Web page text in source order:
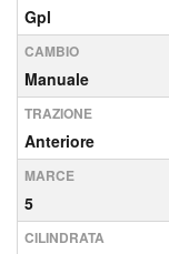
Gpl
CAMBIO
Manuale
TRAZIONE
Anteriore
MARCE
5
CILINDRATA